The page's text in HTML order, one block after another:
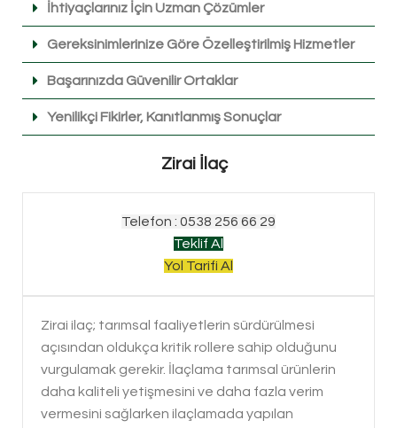
İhtiyaçlarınız İçin Uzman Çözümler
Gereksinimlerinize Göre Özelleştirilmiş Hizmetler
Başarınızda Güvenilir Ortaklar
Yenilikçi Fikirler, Kanıtlanmış Sonuçlar
Zirai İlaç
Telefon : 0538 256 66 29
Teklif Al
Yol Tarifi Al
Zirai ilaç; tarımsal faaliyetlerin sürdürülmesi
açısından oldukça kritik rollere sahip olduğunu
vurgulamak gerekir. İlaçlama tarımsal ürünlerin
daha kaliteli yetişmesini ve daha fazla verim
vermesini sağlarken ilaçlamada yapılan